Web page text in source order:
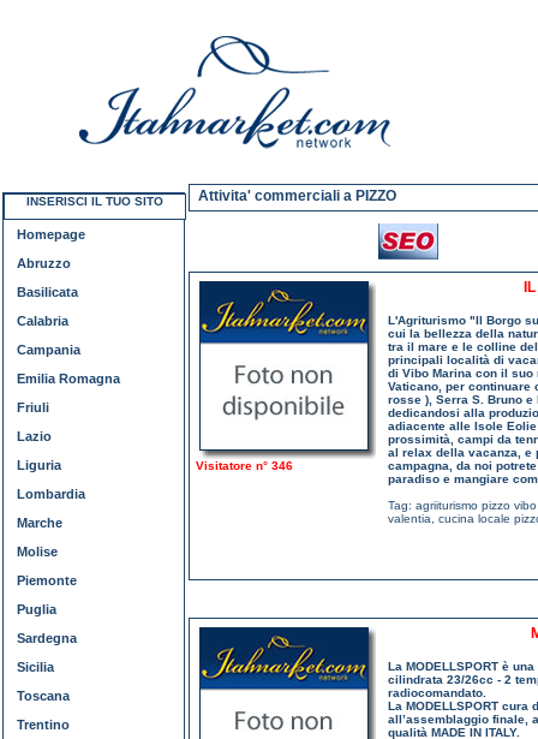
Attivita' commerciali a PIZZO
Visitatore n° 346
L'Agriturismo "Il Borgo
cui la bellezza della
tra il mare e le colline
principali località di
di Vibo Marina con il suo
Vaticano, per continuare
rosse ), Serra S. Bruno
dedicandosi alla
adiacente alle Isole
prossimità, campi da
al relax della vacanza, e
campagna, da noi
paradiso e mangiare
Tag: agriiturismo pizzo
valentia
cucina locale
La MODELLSPORT è
cilindrata 23/26cc - 2
radiocomandato.
La MODELLSPORT
all’assemblaggio finale,
qualità MADE IN ITALY.
INSERISCI IL TUO SITO
Homepage
Abruzzo
Basilicata
Calabria
Campania
Emilia Romagna
Friuli
Lazio
Liguria
Lombardia
Marche
Molise
Piemonte
Puglia
Sardegna
Sicilia
Toscana
Trentino